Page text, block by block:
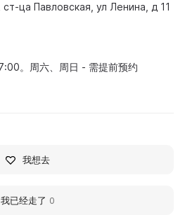
ца Павловская, ул Ленина, д 11
。周六、周日 - 需提前预约
我想去
我已经走了 0